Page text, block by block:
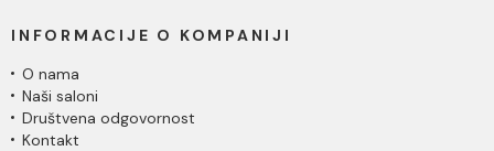
INFORMACIJE O KOMPANIJI
O nama
Naši saloni
Društvena odgovornost
Kontakt